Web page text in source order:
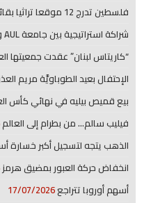
فلسطين تدرج 12 موقعا تراثيا بقائمة اليونسكو التمهيدية
شراكة استراتيجية بين جامعة AUL وجمعية “بيروتيات”
“كاريتاس لبنان” عقدت جمعيتها
الإحتفال بعيد الطوباويَّة مريم
بيع قميص بيليه في نهائي كأس
فيليب سالم… من بطرام إلى العالم
الذهب يتجه لتسجيل أكبر خسارة
انخفاض حركة العبور بمضيق هرمز
أسهم أوروبا تتراجع17/07/2026